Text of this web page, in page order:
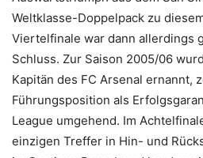
Weltklasse-Doppelpack zu
Viertelfinale war dann allerdings
Schluss. Zur Saison 2005/06
Kapitän des FC Arsenal ernannt,
Führungsposition als
League umgehend. Im
einzigen Treffer in Hin- und